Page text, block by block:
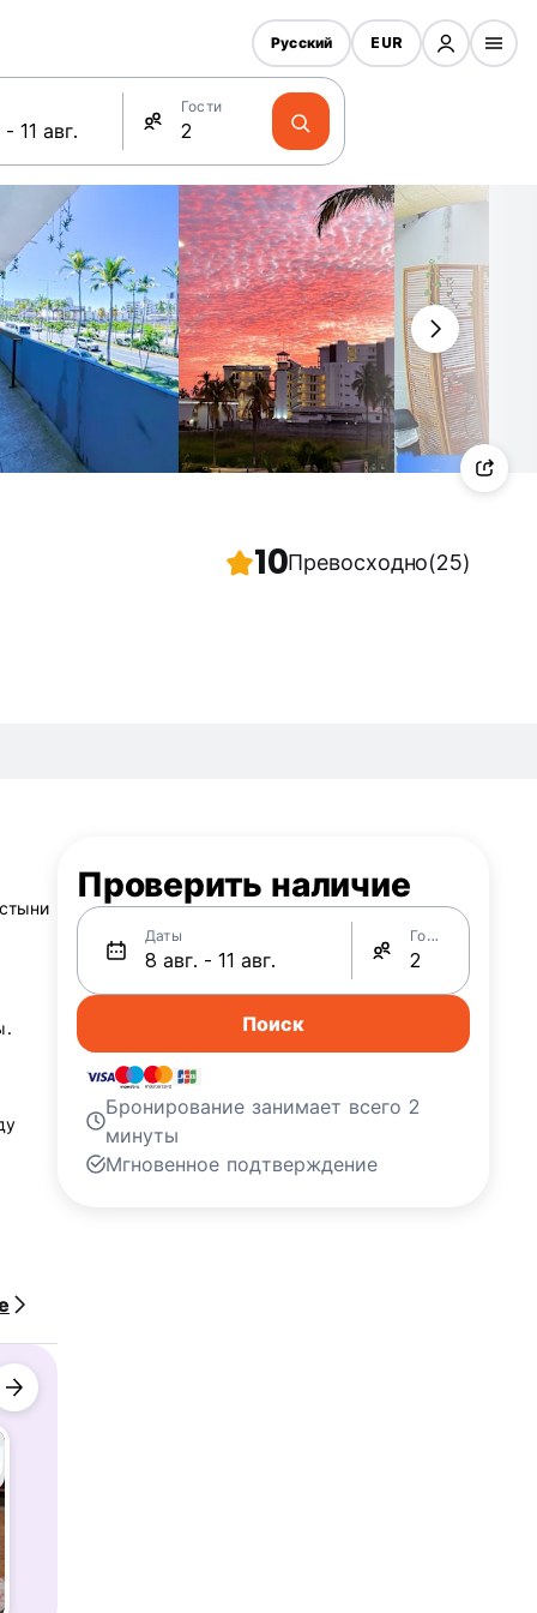
Гости
Русский EUR
10Превосходно(25)
Проверить наличие
Даты Гости
Поиск
Бронирование занимает всего 2
минуты
Мгновенное подтверждение